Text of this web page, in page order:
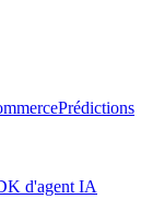
Prédictions
d'agent IA